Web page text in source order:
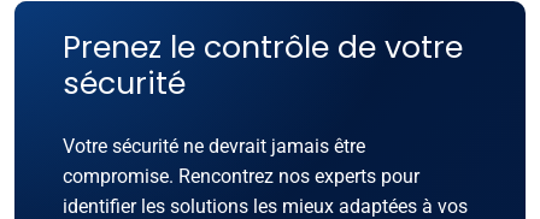
Prenez le contrôle de votre
sécurité
Votre sécurité ne devrait jamais être
compromise. Rencontrez nos experts pour
identifier les solutions les mieux adaptées à vos